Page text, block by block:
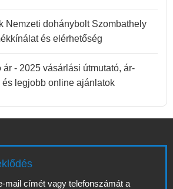
Nemzeti dohánybolt Szombathely
és elérhetőség
- 2025 vásárlási útmutató, ár-
legjobb online ajánlatok
mail címét vagy telefonszámát a